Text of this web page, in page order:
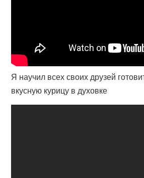
Я научил всех своих друзей
вкусную курицу в духовке